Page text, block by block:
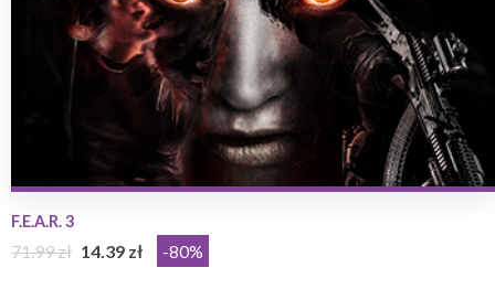
F.E.A.R. 3
71.99 zł 14.39 zł -80%